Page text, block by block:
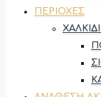
ΠΕΡΙΟΧΈΣ